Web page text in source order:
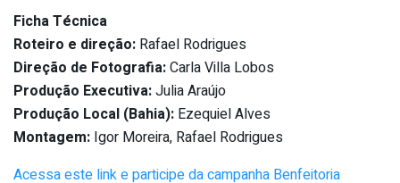
Ficha Técnica
Roteiro e direção: Rafael Rodrigues
Direção de Fotografia:Carla Villa Lobos
Produção Executiva:Julia Araújo
Produção Local (Bahia): Ezequiel Alves
Montagem: Igor Moreira, Rafael Rodrigues
Acessa este link e participe da campanha Benfeitoria